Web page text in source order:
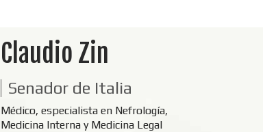
Claudio Zin
Senador de Italia
Médico, especialista en Nefrología,
Medicina Interna y Medicina Legal